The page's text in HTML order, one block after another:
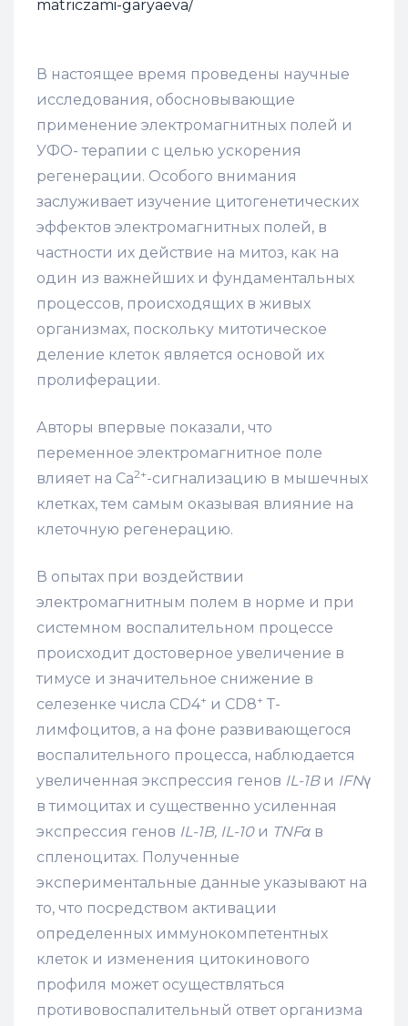
matriczami-garyaeva/
В настоящее время проведены научные
исследования, обосновывающие
применение электромагнитных полей и
УФО- терапии с целью ускорения
регенерации. Особого внимания
заслуживает изучение цитогенетических
эффектов электромагнитных полей, в
частности их действие на митоз, как на
один из важнейших и фундаментальных
процессов, происходящих в живых
организмах, поскольку митотическое
деление клеток является основой их
пролиферации.
Авторы впервые показали, что
переменное электромагнитное поле
влияет на Ca2+-сигнализацию в мышечных
клетках, тем самым оказывая влияние на
клеточную регенерацию.
В опытах при воздействии
электромагнитным полем в норме и при
системном воспалительном процессе
происходит достоверное увеличение в
тимусе и значительное снижение в
селезенке числа CD4+ и CD8+ Т-
лимфоцитов, а на фоне развивающегося
воспалительного процесса, наблюдается
увеличенная экспрессия генов IL-1Ви IFNγ
в тимоцитах и существенно усиленная
экспрессия генов IL-1B, IL-10и TNFα в
спленоцитах. Полученные
экспериментальные данные указывают на
то, что посредством активации
определенных иммунокомпетентных
клеток и изменения цитокинового
профиля может осуществляться
противовоспалительный ответ организма